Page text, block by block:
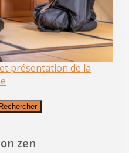
présentation de la
zen